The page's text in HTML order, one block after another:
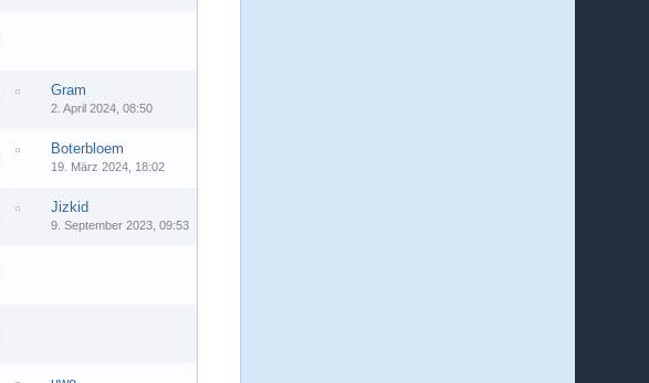
Gram
2. April 2024, 08:50
Boterbloem
19. März 2024, 18:02
Jizkid
9. September 2023, 09:53